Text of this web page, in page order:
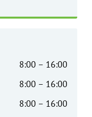
8:00 – 16:00
8:00 – 16:00
8:00 – 16:00